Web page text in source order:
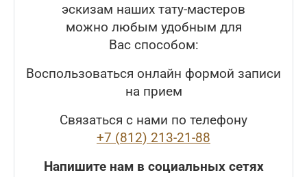
эскизам наших тату-мастеров
можно любым удобным для
Вас способом:
Воспользоваться онлайн формой записи
на прием
Связаться с нами по телефону
+7 (812) 213-21-88
Напишите нам в социальных сетях